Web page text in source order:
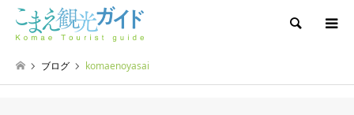
検索
ブログ komaenoyasai